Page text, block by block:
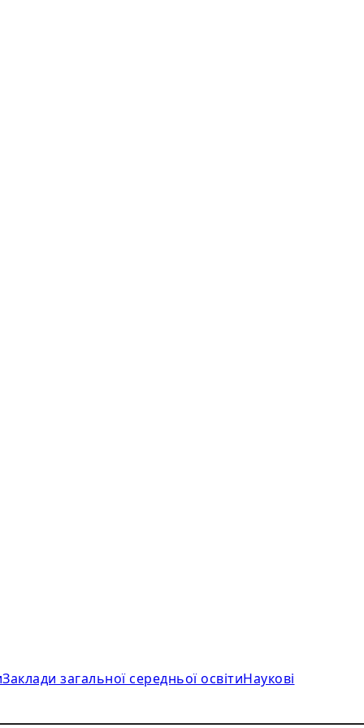
Заклади загальної середньої освітиНаукові